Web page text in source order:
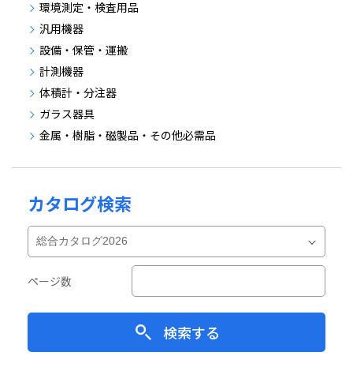
環境測定・検査用品
汎用機器
設備・保管・運搬
計測機器
体積計・分注器
ガラス器具
金属・樹脂・磁製品・その他必需品
カタログ検索
ページ数
検索する